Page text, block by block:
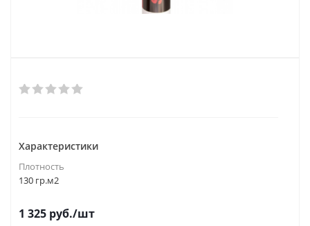
Характеристики
Плотность
130 гр.м2
1 325 руб./шт